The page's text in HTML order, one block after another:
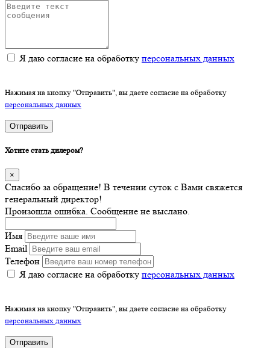
Я даю согласие на обработку персональных данных
Нажимая на кнопку "Отправить", вы даете согласие на обработку
персональных данных
Отправить
Хотите стать дилером?
×
Спасибо за обращение! В течении суток с Вами свяжется
генеральный директор!
Произошла ошибка. Сообщение не выслано.
Имя
Email
Телефон
Я даю согласие на обработку персональных данных
Нажимая на кнопку "Отправить", вы даете согласие на обработку
персональных данных
Отправить